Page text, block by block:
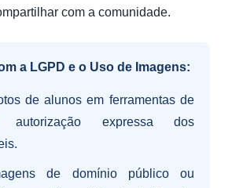
com a comunidade.
a LGPD e o Uso de Imagens:
de alunos em ferramentas de
expressa dos
de domínio público ou